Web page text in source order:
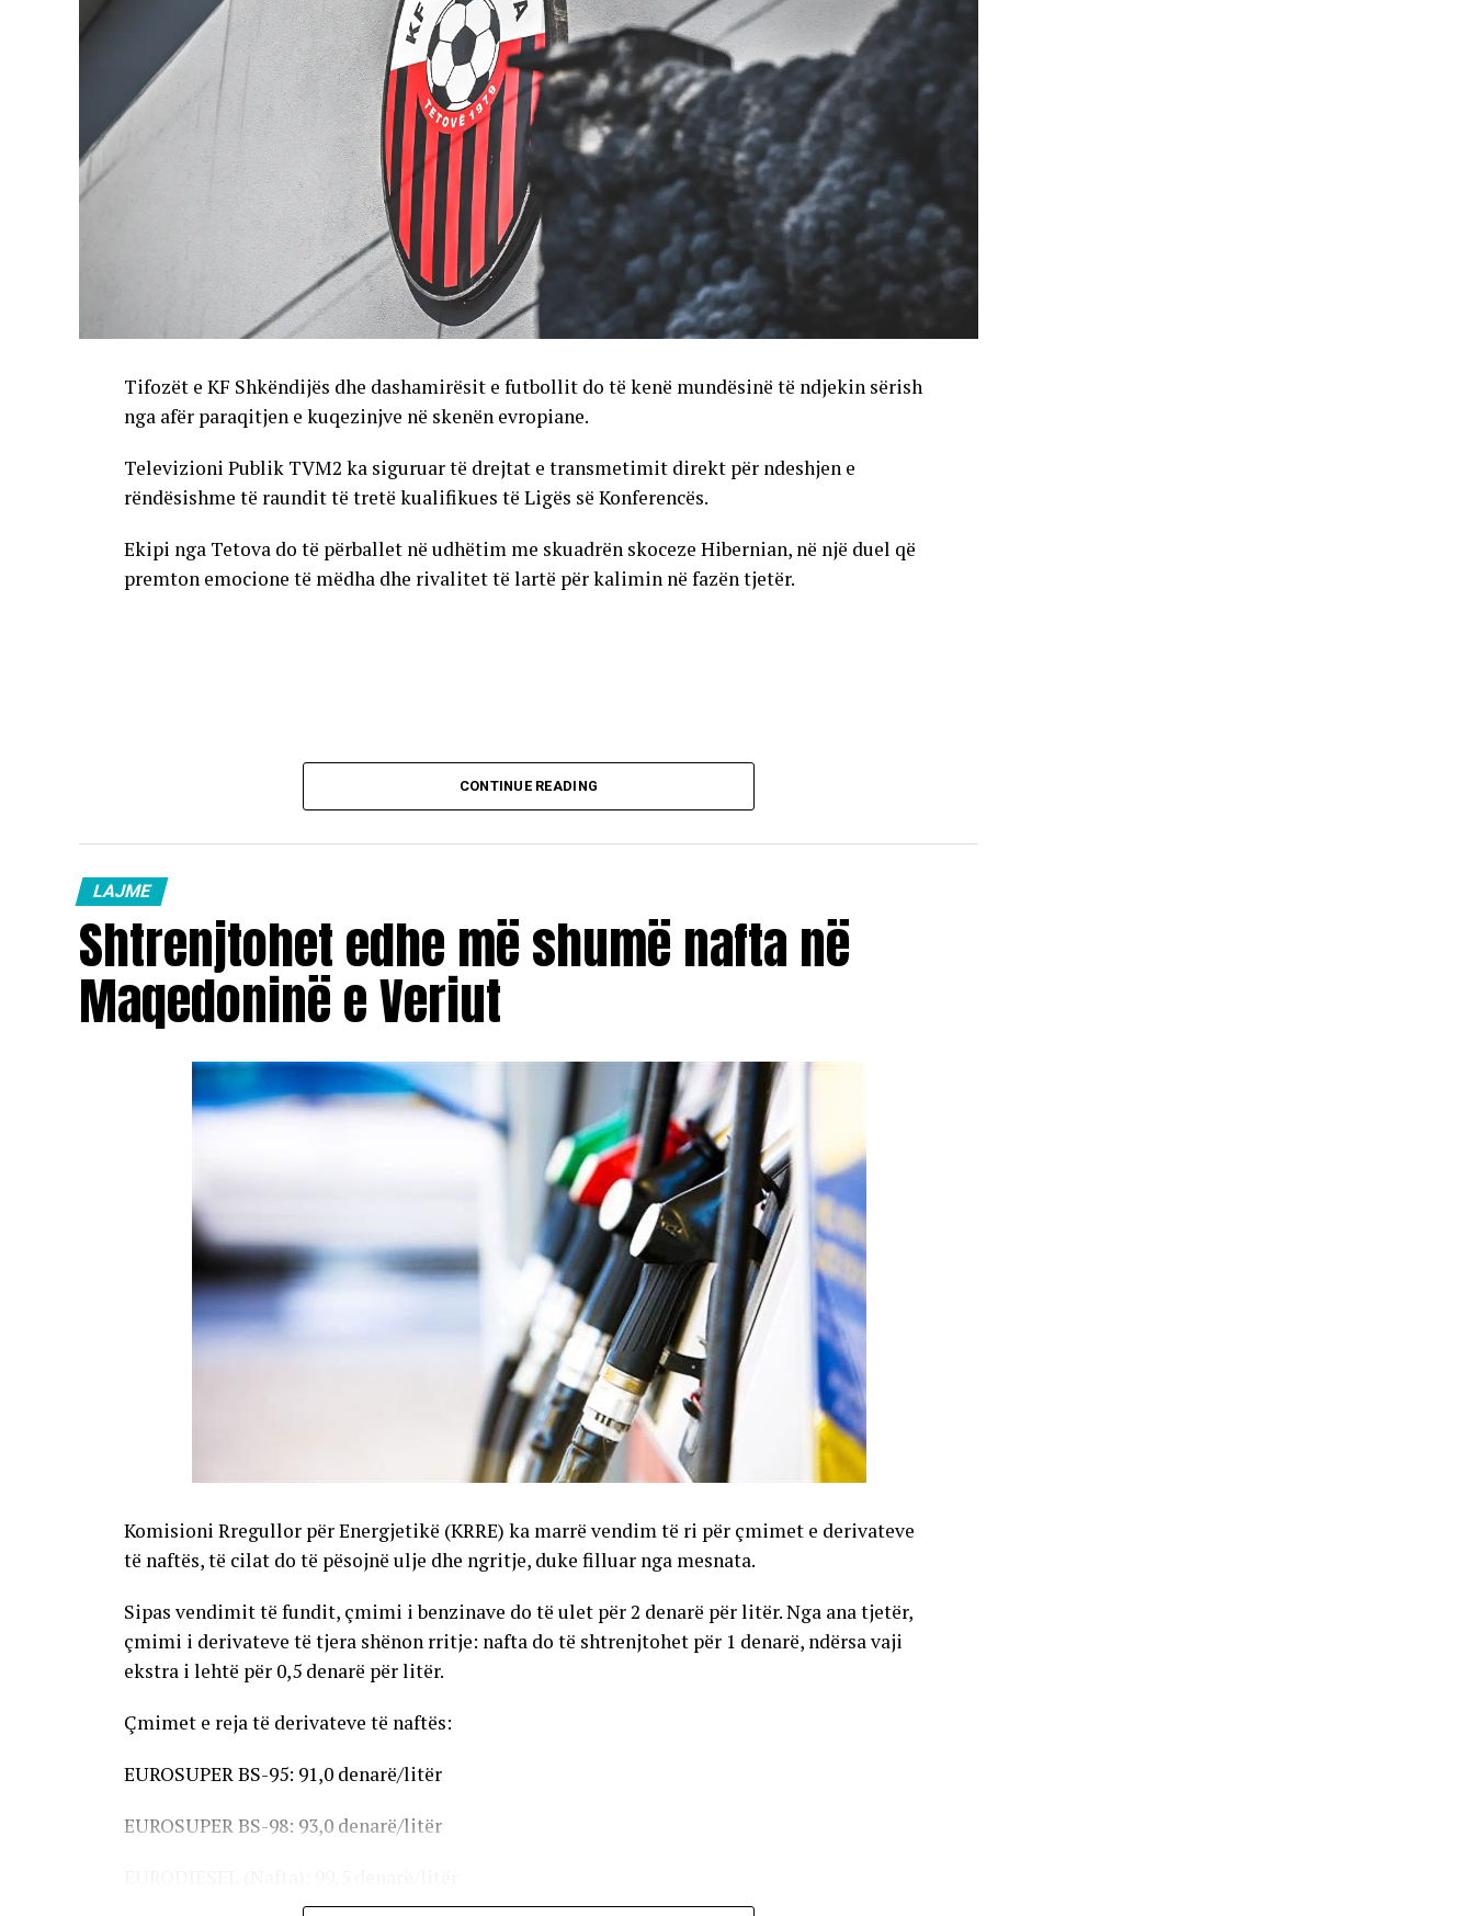
Tifozët e KF Shkëndijës dhe dashamirësit e futbollit do të kenë mundësinë të ndjekin sërish
nga afër paraqitjen e kuqezinjve në skenën evropiane.
Televizioni Publik TVM2 ka siguruar të drejtat e transmetimit direkt për ndeshjen e
rëndësishme të raundit të tretë kualifikues të Ligës së Konferencës.
Ekipi nga Tetova do të përballet në udhëtim me skuadrën skoceze Hibernian, në një duel që
premton emocione të mëdha dhe rivalitet të lartë për kalimin në fazën tjetër.
CONTINUE READING
LAJME
Shtrenjtohet edhe më shumë nafta në
Maqedoninë e Veriut
Komisioni Rregullor për Energjetikë (KRRE) ka marrë vendim të ri për çmimet e derivateve
të naftës, të cilat do të pësojnë ulje dhe ngritje, duke filluar nga mesnata.
Sipas vendimit të fundit, çmimi i benzinave do të ulet për 2 denarë për litër. Nga ana tjetër,
çmimi i derivateve të tjera shënon rritje: nafta do të shtrenjtohet për 1 denarë, ndërsa vaji
ekstra i lehtë për 0,5 denarë për litër.
Çmimet e reja të derivateve të naftës:
EUROSUPER BS-95: 91,0 denarë/litër
EUROSUPER BS-98: 93,0 denarë/litër